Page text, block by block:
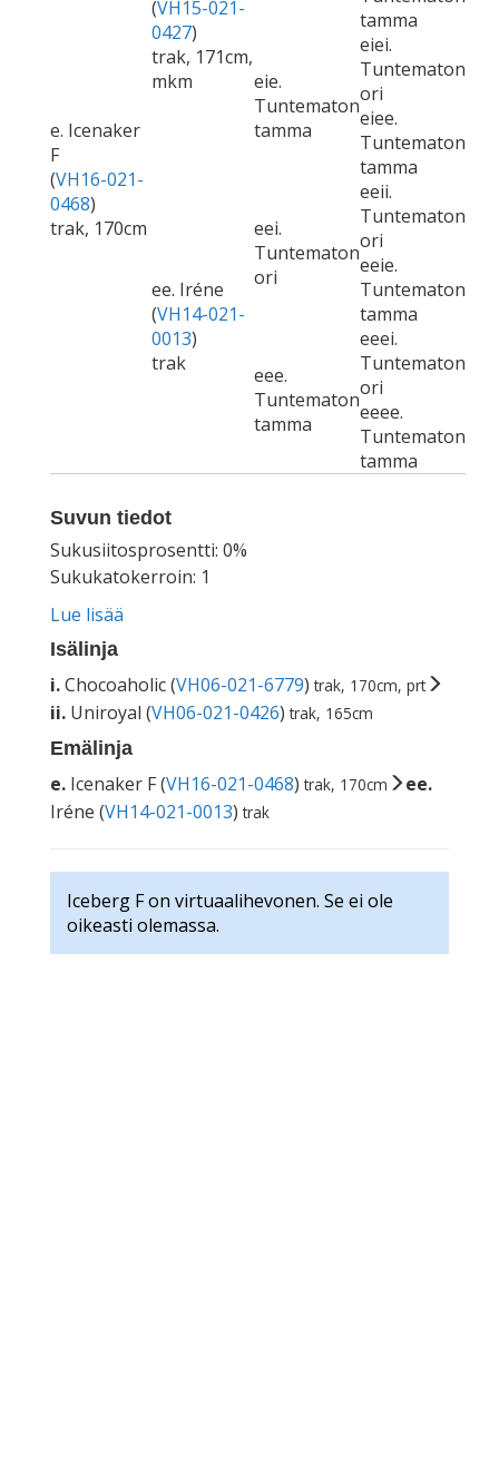
e. Icenaker
F
(VH16-021-
0468)
trak, 170cm
(VH15-021-
0427)
trak, 171cm,
mkm
tamma
eie.
Tuntematon
tamma
eiei.
Tuntematon
ori
eiee.
Tuntematon
tamma
ee. Iréne
(VH14-021-
0013)
trak
eei.
Tuntematon
ori
eeii.
Tuntematon
ori
eeie.
Tuntematon
tamma
eee.
Tuntematon
tamma
eeei.
Tuntematon
ori
eeee.
Tuntematon
tamma
Suvun tiedot
Sukusiitosprosentti: 0%
Sukukatokerroin: 1
Lue lisää
Isälinja
i.Chocoaholic (VH06-021-6779)trak, 170cm, prt
ii. Uniroyal (VH06-021-0426)trak, 165cm
Emälinja
e. Icenaker F (VH16-021-0468)trak, 170cm
ee.
Iréne (VH14-021-0013)trak
Iceberg F on virtuaalihevonen. Se ei ole
oikeasti olemassa.